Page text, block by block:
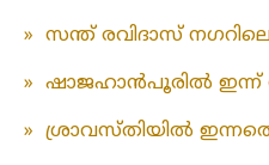
» സന്ത് രവിദാസ്
» ഷാജഹാൻപൂരിൽ ഇന്ന്
» ശ്രാവസ്തിയിൽ